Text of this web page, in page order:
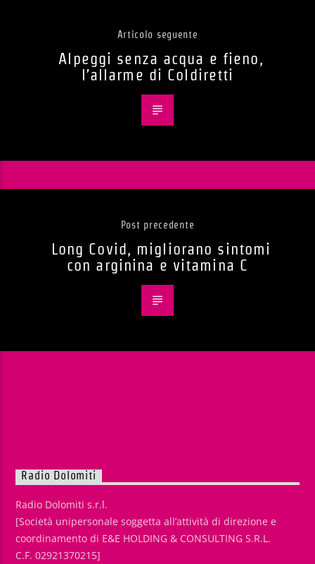
Articolo seguente
Alpeggi senza acqua e fieno,
l’allarme di Coldiretti
Post precedente
Long Covid, migliorano sintomi
con arginina e vitamina C
Radio Dolomiti
Radio Dolomiti s.r.l.
[Società unipersonale soggetta all’attività di direzione e
coordinamento di E&E HOLDING & CONSULTING S.R.L.
C.F. 02921370215]